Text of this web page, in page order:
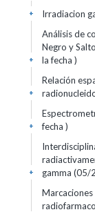
Irradiacion
+
Análisis de
Negro y
la fecha )
+
Relación
+
fecha )
+
gamma (05/
+